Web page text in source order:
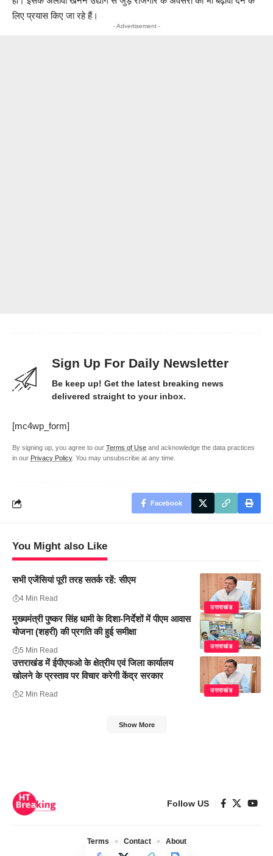
लिए प्रयास किए जा रहे हैं।
- Advertisement -
Sign Up For Daily Newsletter
Be keep up! Get the latest breaking news
delivered straight to your inbox.
[mc4wp_form]
By signing up, you agree to our Terms of Use and acknowledge the data practices
in our Privacy Policy. You may unsubscribe at any time.
Facebook
You Might also Like
उत्तराखंड
सभी एजेंसियां पूरी तरह सतर्क रहें: सीएम
4 Min Read
उत्तराखंड
मुख्यमंत्री पुष्कर सिंह धामी के दिशा-निर्देशों में पीएम आवास
योजना (शहरी) की प्रगति की हुई समीक्षा
5 Min Read
उत्तराखंड
उत्तराखंड में ईपीएफओ के क्षेत्रीय एवं जिला कार्यालय
खोलने के प्रस्ताव पर विचार करेगी केंद्र सरकार
2 Min Read
Show More
Follow US
Terms Contact About